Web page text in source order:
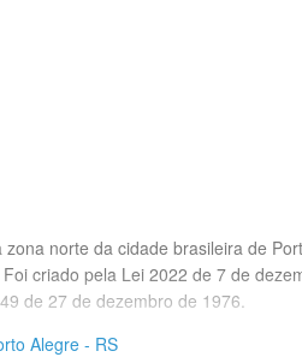
norte da cidade brasileira de
criado pela Lei 2022 de 7 de
de 27 de dezembro de 1976.
Alegre - RS